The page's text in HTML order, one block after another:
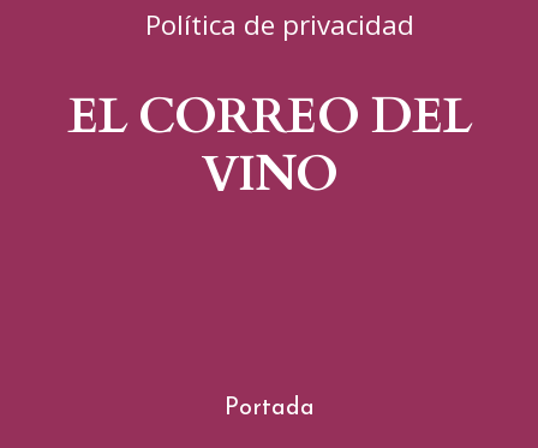
Política de privacidad
EL CORREO DEL
VINO
Portada